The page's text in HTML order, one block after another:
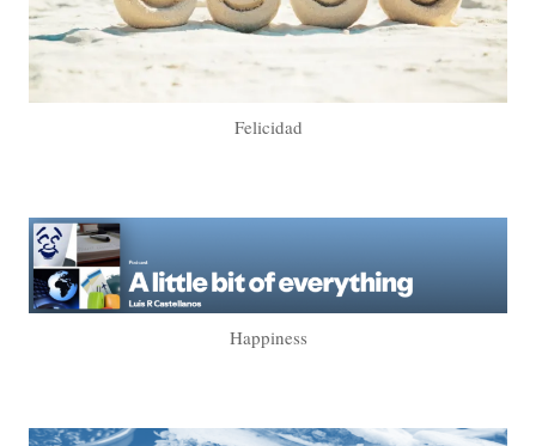
Felicidad
Happiness